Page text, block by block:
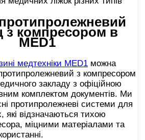
з компресором в
MED1
медтехніки MED1 можна
з компресором
закладу з офіційною
комплектом документів. Ми
протипролежневі системи для
які відзначаються тихою
міцними матеріалами та